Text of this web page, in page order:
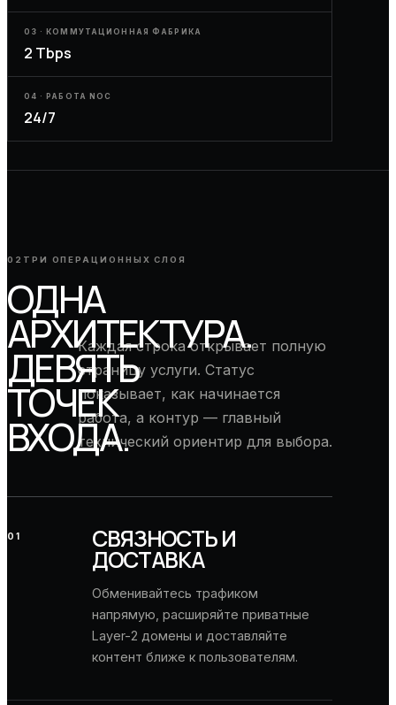
03 · КОММУТАЦИОННАЯ ФАБРИКА
2 Tbps
04 · РАБОТА NOC
24/7
02 ТРИ ОПЕРАЦИОННЫХ СЛОЯ
ОДНА
АРХИТЕКТУРА.
ДЕВЯТЬ
ТОЧЕК
ВХОДА.
Каждая строка открывает полную
страницу услуги. Статус
показывает, как начинается
работа, а контур — главный
технический ориентир для выбора.
01 СВЯЗНОСТЬ И
ДОСТАВКА
Обменивайтесь трафиком
напрямую, расширяйте приватные
Layer-2 домены и доставляйте
контент ближе к пользователям.